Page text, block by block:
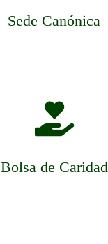
Sede Canónica

Bolsa de Caridad